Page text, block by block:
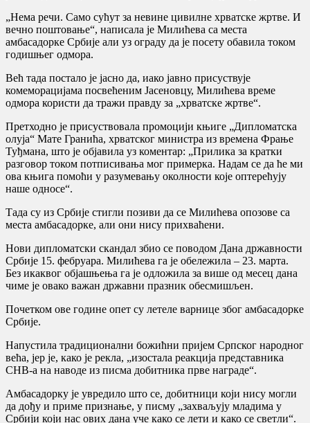
„Нема речи. Само сућут за невине цивилне хрватске жртве. И
вечно поштовање“, написала је Милићева са места
амбасадорке Србије али уз ограду да је посету обавила током
годишњег одмора.
Већ тада постало је јасно да, иако јавно присуствује
комеморацијама посвећеним Јасеновцу, Милићева време
одмора користи да тражи правду за „хрватске жртве“.
Претходно је присуствовала промоцији књиге „Дипломатска
олуја“ Мате Гранића, хрватског министра из времена Фрање
Туђмана, што је објавила уз коментар: „Прилика за кратки
разговор током потписивања мог примерка. Надам се да ће ми
ова књига помоћи у разумевању околности које оптерећују
наше односе“.
Тада су из Србије стигли позиви да се Милићева опозове са
места амбасадорке, али они нису прихваћени.
Нови дипломатски скандал збио се поводом Дана државности
Србије 15. фебруара. Милићева га је обележила – 23. марта.
Без икаквог објашњења га је одложила за више од месец дана
чиме је овако важан државни празник обесмишљен.
Почетком ове године опет су летеле варнице због амбасадорке
Србије.
Напустила традиционални божићни пријем Српског народног
већа, јер је, како је рекла, „изостала реакција представника
СНВ-а на наводе из писма добитника прве награде“.
Амбасадорку је увредило што се, добитници који нису могли
да дођу и приме признање, у писму „захваљују младима у
Србији који нас ових дана уче како се лети и како се светли“.